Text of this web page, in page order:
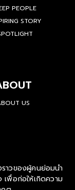
PEOPLE
STORY
US
ราวของผู้คนย่อมนำ
เพื่อก่อให้เกิดความ